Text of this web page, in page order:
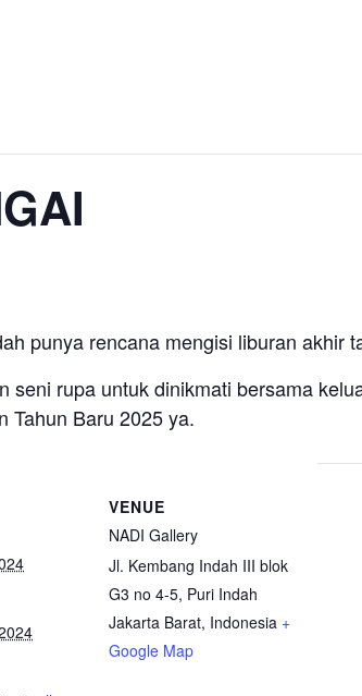
punya rencana mengisi liburan akhir
seni rupa untuk dinikmati bersama
Tahun Baru 2025 ya.
VENUE
NADI Gallery
Jl. Kembang Indah III blok
G3 no 4-5, Puri Indah
Jakarta Barat, Indonesia +
Google Map